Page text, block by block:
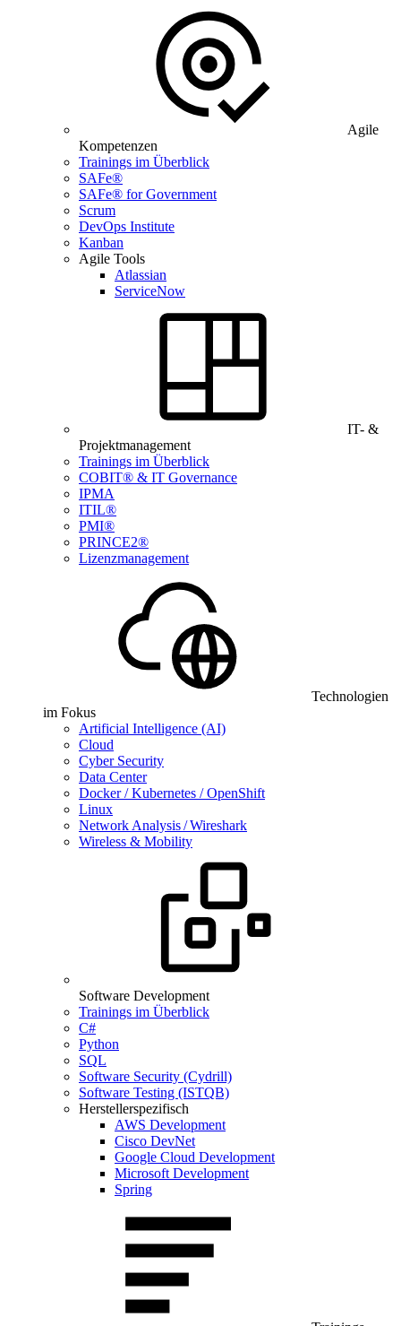
Agile
Kompetenzen
Trainings im Überblick
SAFe®
SAFe® for Government
Scrum
DevOps Institute
Kanban
Agile Tools
Atlassian
ServiceNow
IT- &
Projektmanagement
Trainings im Überblick
COBIT® & IT Governance
IPMA
ITIL®
PMI®
PRINCE2®
Lizenzmanagement
Technologien
im Fokus
Artificial Intelligence (AI)
Cloud
Cyber Security
Data Center
Docker / Kubernetes / OpenShift
Linux
Network Analysis / Wireshark
Wireless & Mobility
Software Development
Trainings im Überblick
C#
Python
SQL
Software Security (Cydrill)
Software Testing (ISTQB)
Herstellerspezifisch
AWS Development
Cisco DevNet
Google Cloud Development
Microsoft Development
Spring